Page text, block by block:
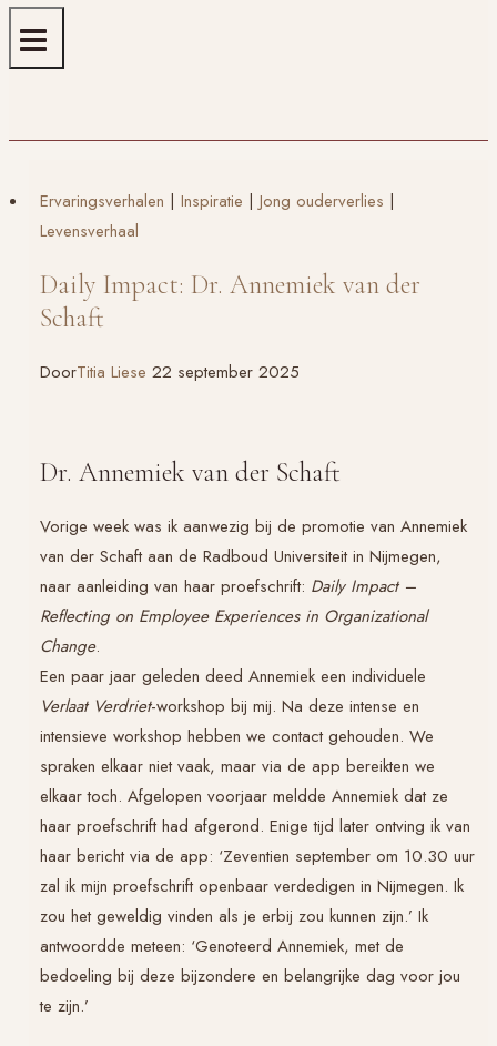
Ervaringsverhalen | Inspiratie | Jong ouderverlies |
Levensverhaal
Daily Impact: Dr. Annemiek van der
Schaft
DoorTitia Liese 22 september 2025
Dr. Annemiek van der Schaft
Vorige week was ik aanwezig bij de promotie van Annemiek
van der Schaft aan de Radboud Universiteit in Nijmegen,
naar aanleiding van haar proefschrift: Daily Impact –
Reflecting on Employee Experiences in Organizational
Change.
Een paar jaar geleden deed Annemiek een individuele
Verlaat Verdriet-workshop bij mij. Na deze intense en
intensieve workshop hebben we contact gehouden. We
spraken elkaar niet vaak, maar via de app bereikten we
elkaar toch. Afgelopen voorjaar meldde Annemiek dat ze
haar proefschrift had afgerond. Enige tijd later ontving ik van
haar bericht via de app: ‘Zeventien september om 10.30 uur
zal ik mijn proefschrift openbaar verdedigen in Nijmegen. Ik
zou het geweldig vinden als je erbij zou kunnen zijn.’ Ik
antwoordde meteen: ‘Genoteerd Annemiek, met de
bedoeling bij deze bijzondere en belangrijke dag voor jou
te zijn.’